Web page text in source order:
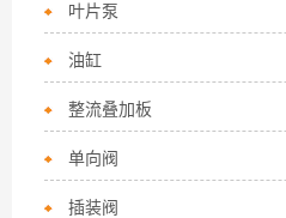
叶片泵
油缸
整流叠加板
单向阀
插装阀